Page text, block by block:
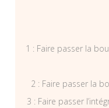
1 : Faire passer la
2 : Faire passer la
3 : Faire passer